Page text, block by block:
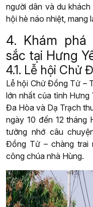
người dân và du
hội hè náo nhiệt, mang
4. Khám
sắc tại Hưng
4.1. Lễ hội Chử
Lễ hội Chử Đồng Tử –
lớn nhất của tỉnh
Đa Hòa và Dạ Trạch
ngày 10 đến 12 tháng
tưởng nhớ câu
Đồng Tử – chàng trai
công chúa nhà Hùng.